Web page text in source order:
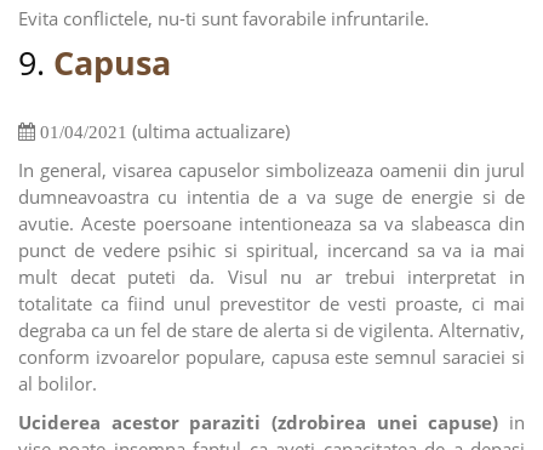
Evita conflictele, nu-ti sunt favorabile infruntarile.
9. Capusa
01/04/2021 (ultima actualizare)
In general, visarea capuselor simbolizeaza oamenii din jurul
dumneavoastra cu intentia de a va suge de energie si de
avutie. Aceste poersoane intentioneaza sa va slabeasca din
punct de vedere psihic si spiritual, incercand sa va ia mai
mult decat puteti da. Visul nu ar trebui interpretat in
totalitate ca fiind unul prevestitor de vesti proaste, ci mai
degraba ca un fel de stare de alerta si de vigilenta. Alternativ,
conform izvoarelor populare, capusa este semnul saraciei si
al bolilor.
Uciderea acestor paraziti (zdrobirea unei capuse) in